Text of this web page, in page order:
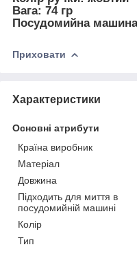
Вага: 74 гр
Посудомийна
Приховати
Характеристики
Основні атрибути
Країна виробник
Матеріал
Довжина
Підходить для миття в
посудомийній машині
Колір
Тип